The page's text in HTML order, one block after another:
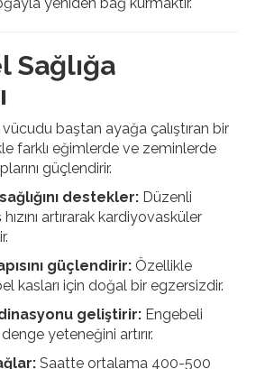
Sağlığa
vücudu baştan ayağa çalıştıran bir
farklı eğimlerde ve zeminlerde
güçlendirir.
destekler: Düzenli
artırarak kardiyovasküler
güçlendirir: Özellikle
kasları için doğal bir egzersizdir.
geliştirir: Engebeli
yeteneğini artırır.
Saatte ortalama 400-500